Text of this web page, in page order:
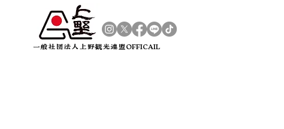
​一般社団法人上野観光連盟OFFICAIL